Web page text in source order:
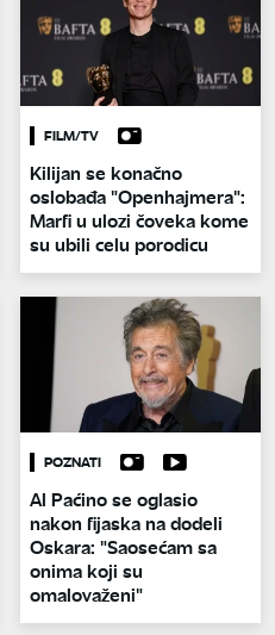
FILM/TV
Kilijan se konačno
oslobađa "Openhajmera":
Marfi u ulozi čoveka kome
su ubili celu porodicu
POZNATI
Al Paćino se oglasio
nakon fijaska na dodeli
Oskara: "Saosećam sa
onima koji su
omalovaženi"